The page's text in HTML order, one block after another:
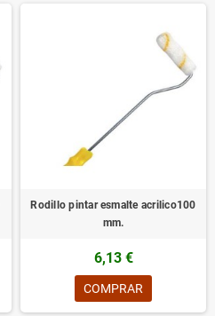
Rodillo pintar esmalte acrilico100
mm.
6,13 €
COMPRAR